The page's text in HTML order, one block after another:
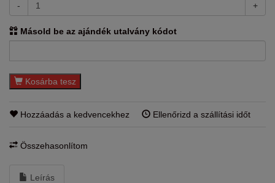
-
+
Másold be az ajándék utalvány kódot
Kosárba tesz
Hozzáadás a kedvencekhez Ellenőrizd a szállítási időt
Összehasonlítom
Leírás